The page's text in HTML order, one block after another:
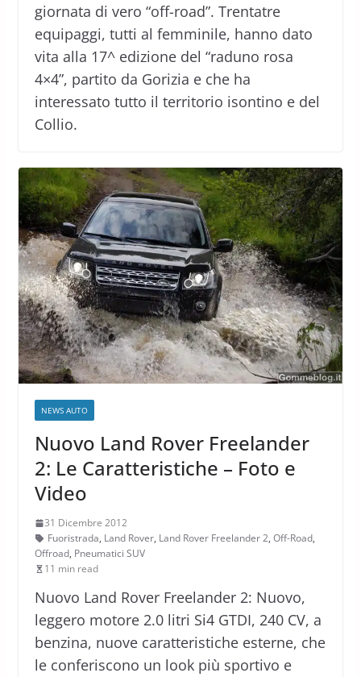
giornata di vero “off-road”. Trentatre
equipaggi, tutti al femminile, hanno dato
vita alla 17^ edizione del “raduno rosa
4×4”, partito da Gorizia e che ha
interessato tutto il territorio isontino e del
Collio.
NEWS AUTO
Nuovo Land Rover Freelander
2: Le Caratteristiche – Foto e
Video
31 Dicembre 2012
Fuoristrada, Land Rover, Land Rover Freelander 2, Off-Road,
Offroad, Pneumatici SUV
11 min read
Nuovo Land Rover Freelander 2: Nuovo,
leggero motore 2.0 litri Si4 GTDI, 240 CV, a
benzina, nuove caratteristiche esterne, che
le conferiscono un look più sportivo e